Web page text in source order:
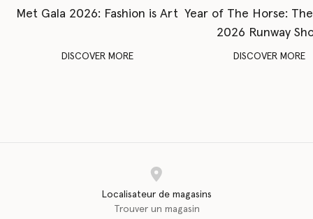
Met Gala 2026: Fashion is Art
DISCOVER MORE
Year of The Horse:
2026 Runway
DISCOVER MORE
Localisateur de magasins
Trouver un magasin